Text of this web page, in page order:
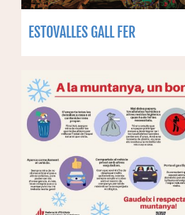
ESTOVALLES GALL FER